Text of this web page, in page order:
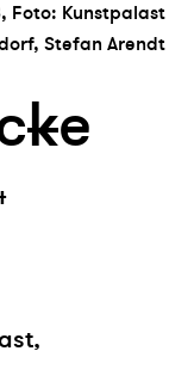
Foto: Kunstpalast
Stefan Arendt
ke